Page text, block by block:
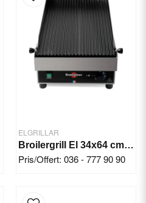
ELGRILLAR
Broilergrill El 34x64 cm 3600 W
Pris/Offert: 036 - 777 90 90